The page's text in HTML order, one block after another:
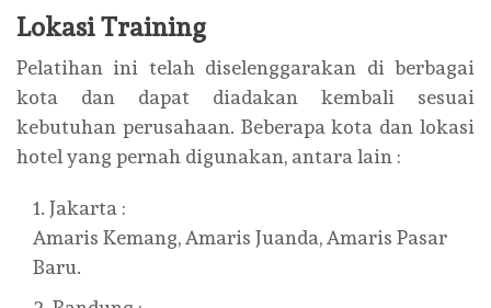
Lokasi Training
Pelatihan ini telah diselenggarakan di berbagai
kota dan dapat diadakan kembali sesuai
kebutuhan perusahaan. Beberapa kota dan lokasi
hotel yang pernah digunakan, antara lain :
Jakarta :
Amaris Kemang, Amaris Juanda, Amaris Pasar
Baru.